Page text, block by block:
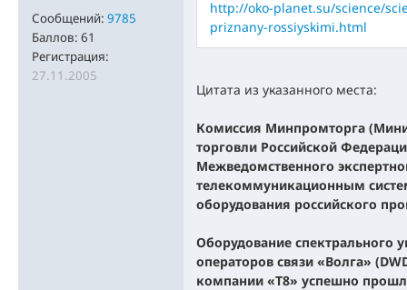
Сообщений: 9785
Баллов: 61
Регистрация:
27.11.2005
http://oko-planet.su/science/
priznany-rossiyskimi.html
Цитата из указанного места:
Комиссия Минпромторга
торговли Российской
Межведомственного
телекоммуникационным
оборудования российского
Оборудование спектрального
операторов связи «Волга»
компании «Т8» успешно